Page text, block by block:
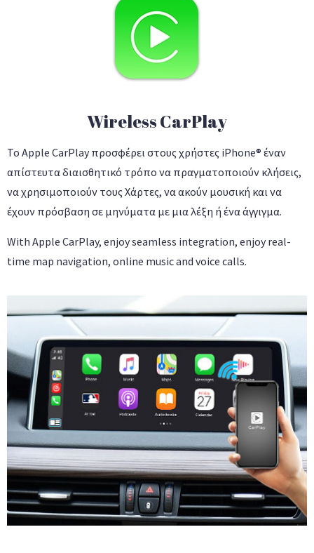
Wireless CarPlay
Το Apple CarPlay προσφέρει στους χρήστες iPhone® έναν
απίστευτα διαισθητικό τρόπο να πραγματοποιούν κλήσεις,
να χρησιμοποιούν τους Χάρτες, να ακούν μουσική και να
έχουν πρόσβαση σε μηνύματα με μια λέξη ή ένα άγγιγμα.
With Apple CarPlay, enjoy seamless integration, enjoy real-
time map navigation, online music and voice calls.